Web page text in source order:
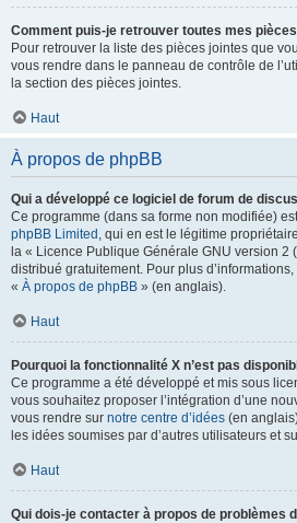
Comment puis-je retrouver toutes mes
Pour retrouver la liste des pièces jointes que
vous rendre dans le panneau de contrôle de
la section des pièces jointes.
Haut
À propos de phpBB
Qui a développé ce logiciel de forum de
Ce programme (dans sa forme non modifiée)
phpBB Limited , qui en est le légitime
la « Licence Publique Générale GNU version 2
distribué gratuitement. Pour plus
« À propos de phpBB » (en anglais).
Haut
Pourquoi la fonctionnalité X n’est pas
Ce programme a été développé et mis sous
vous souhaitez proposer l’intégration d’une
vous rendre sur notre centre d’idées (en
les idées soumises par d’autres utilisateurs et
Haut
Qui dois-je contacter à propos de problèmes